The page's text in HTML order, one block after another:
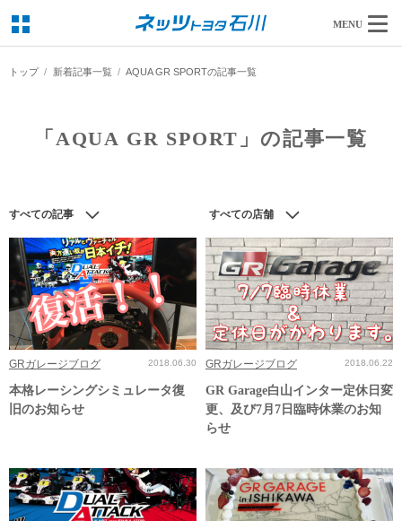
MENU
トップ 新着記事一覧 AQUA GR SPORTの記事一覧
「AQUA GR SPORT」の記事一覧
すべての記事 すべての店舗
GRガレージブログ 2018.06.30
本格レーシングシミュレータ復
旧のお知らせ
GRガレージブログ 2018.06.22
GR Garage白山インター定休日変
更、及び7月7日臨時休業のお知
らせ